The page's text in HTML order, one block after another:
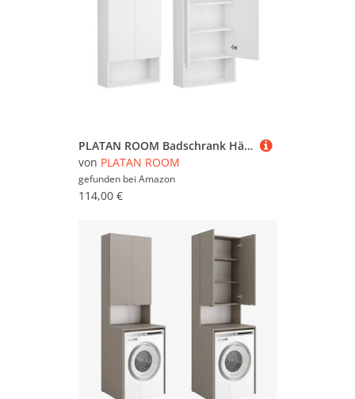
PLATAN ROOM Badschrank Hängeschrank für Badezimmer Oberschrank für Waschmaschine und Wäschetrockner für Küche und Badezimmer 120 x 65 x 25 cm weiß (Weiß Matt)
von PLATAN ROOM
gefunden bei Amazon
114,00 €